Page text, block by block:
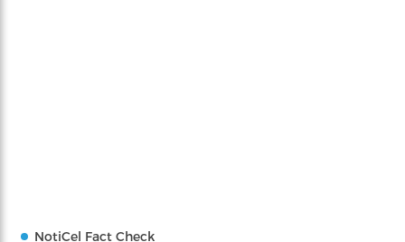
NotiCel Fact Check